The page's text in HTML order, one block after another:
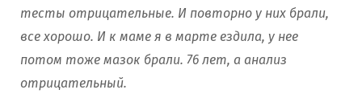
тесты отрицательные. И повторно у них брали,
все хорошо. И к маме я в марте ездила, у нее
потом тоже мазок брали. 76 лет, а анализ
отрицательный.